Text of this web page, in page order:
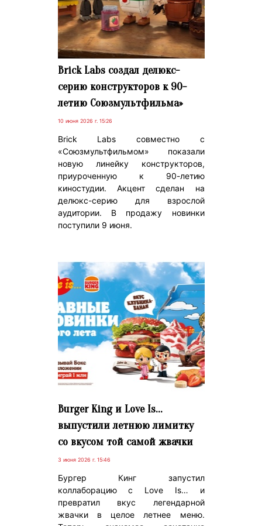
Brick Labs создал делюкс-
серию конструкторов к 90-
летию Союзмультфильма»
10 июня 2026 г. 15:26
Brick Labs совместно с
«Союзмультфильмом» показали
новую линейку конструкторов,
приуроченную к 90-летию
киностудии. Акцент сделан на
делюкс-серию для взрослой
аудитории. В продажу новинки
поступили 9 июня.
Burger King и Love Is…
выпустили летнюю лимитку
со вкусом той самой жвачки
3 июня 2026 г. 15:46
Бургер Кинг запустил
коллаборацию с Love Is… и
превратил вкус легендарной
жвачки в целое летнее меню.